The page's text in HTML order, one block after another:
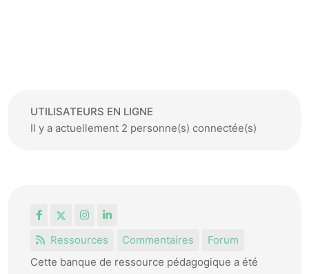
UTILISATEURS EN LIGNE
Il y a actuellement 2 personne(s) connectée(s)
FacebookInstagram
LinkedIn
Ressources
Commentaires
Forum
Cette banque de ressource pédagogique a été